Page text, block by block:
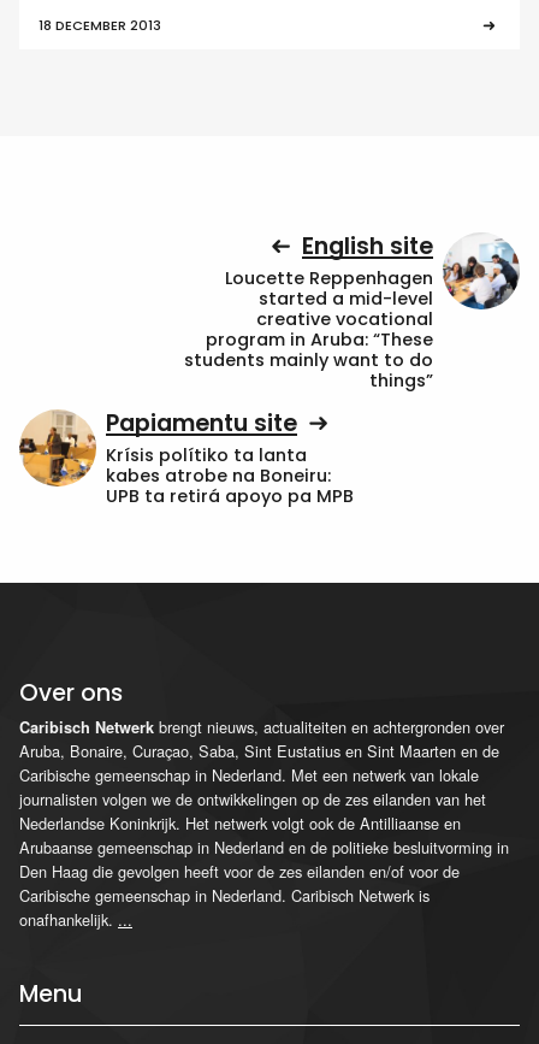
18 DECEMBER 2013
English site
Loucette Reppenhagen
started a mid-level
creative vocational
program in Aruba: “These
students mainly want to do
things”
Papiamentu site
Krísis polítiko ta lanta
kabes atrobe na Boneiru:
UPB ta retirá apoyo pa MPB
Over ons
Caribisch Netwerk brengt nieuws, actualiteiten en achtergronden over
Aruba, Bonaire, Curaçao, Saba, Sint Eustatius en Sint Maarten en de
Caribische gemeenschap in Nederland. Met een netwerk van lokale
journalisten volgen we de ontwikkelingen op de zes eilanden van het
Nederlandse Koninkrijk. Het netwerk volgt ook de Antilliaanse en
Arubaanse gemeenschap in Nederland en de politieke besluitvorming in
Den Haag die gevolgen heeft voor de zes eilanden en/of voor de
Caribische gemeenschap in Nederland. Caribisch Netwerk is
onafhankelijk. ...
Menu